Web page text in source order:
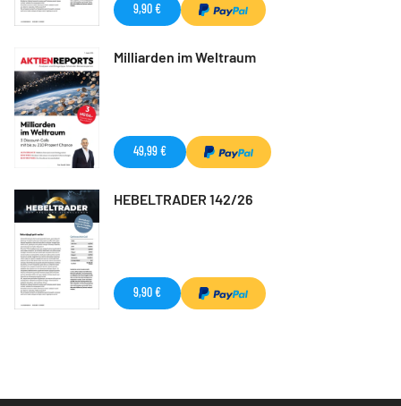
9,90 €
Milliarden im Weltraum
49,99 €
HEBELTRADER 142/26
9,90 €